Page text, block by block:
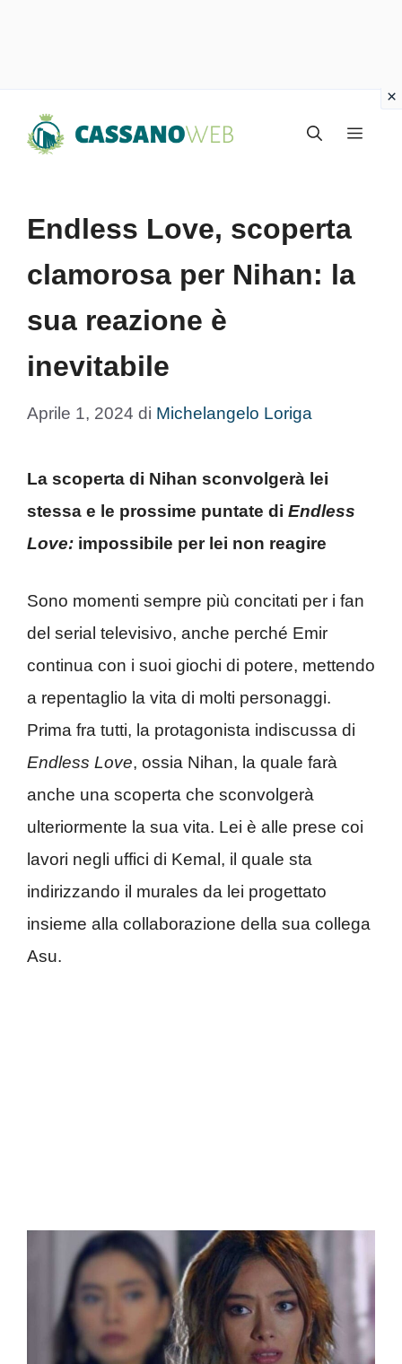
Menu
Endless Love, scoperta
clamorosa per Nihan: la
sua reazione è
inevitabile
Aprile 1, 2024 di Michelangelo Loriga
La scoperta di Nihan sconvolgerà lei
stessa e le prossime puntate di Endless
Love: impossibile per lei non reagire
Sono momenti sempre più concitati per i fan
del serial televisivo, anche perché Emir
continua con i suoi giochi di potere, mettendo
a repentaglio la vita di molti personaggi.
Prima fra tutti, la protagonista indiscussa di
Endless Love, ossia Nihan, la quale farà
anche una scoperta che sconvolgerà
ulteriormente la sua vita. Lei è alle prese coi
lavori negli uffici di Kemal, il quale sta
indirizzando il murales da lei progettato
insieme alla collaborazione della sua collega
Asu.